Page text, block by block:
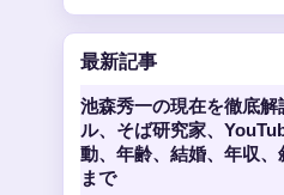
最新記事
池森秀一の現在を徹底解
ル、そば研究家、
動、年齢、結婚、年収、
まで